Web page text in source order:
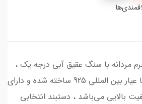
مردانه با سنگ عقیق آبی درجه یک ،
قاب سنگ از نقره اصل با عیار بین المللی 925 ساخته شده و دارای
بالایی می‌باشد ، دستبند انتخابی